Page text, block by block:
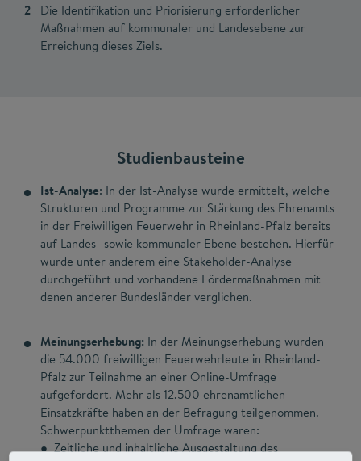
Die Identifikation und Priorisierung erforderlicher
Maßnahmen auf kommunaler und Landesebene zur
Erreichung dieses Ziels.
Studienbausteine
Ist-Analyse: In der Ist-Analyse wurde ermittelt, welche
Strukturen und Programme zur Stärkung des Ehrenamts
in der Freiwilligen Feuerwehr in Rheinland-Pfalz bereits
auf Landes- sowie kommunaler Ebene bestehen. Hierfür
wurde unter anderem eine Stakeholder-Analyse
durchgeführt und vorhandene Fördermaßnahmen mit
denen anderer Bundesländer verglichen.
Meinungserhebung: In der Meinungserhebung wurden
die 54.000 freiwilligen Feuerwehrleute in Rheinland-
Pfalz zur Teilnahme an einer Online-Umfrage
aufgefordert. Mehr als 12.500 ehrenamtlichen
Einsatzkräfte haben an der Befragung teilgenommen.
Schwerpunktthemen der Umfrage waren:
● Zeitliche und inhaltliche Ausgestaltung des